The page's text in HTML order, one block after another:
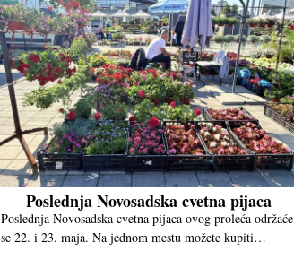
Poslednja Novosadska cvetna pijaca
Poslednja Novosadska cvetna pijaca ovog proleća održaće
se 22. i 23. maja. Na jednom mestu možete kupiti